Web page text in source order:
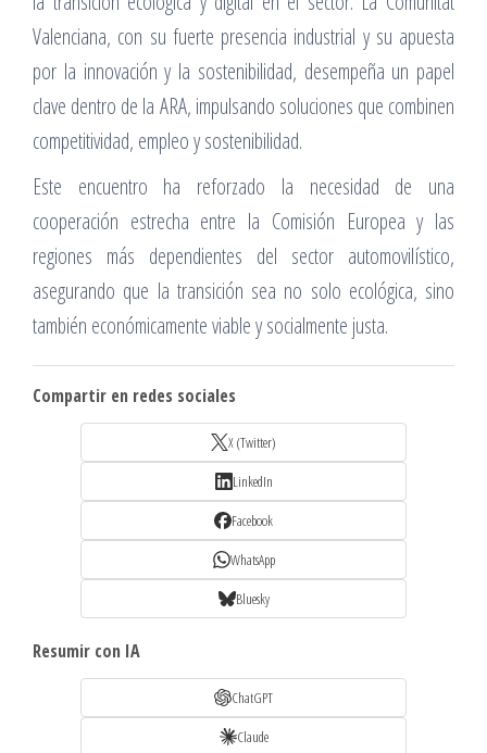
Valenciana, con su fuerte presencia industrial y su apuesta
por la innovación y la sostenibilidad, desempeña un papel
clave dentro de la ARA, impulsando soluciones que combinen
competitividad, empleo y sostenibilidad.
Este encuentro ha reforzado la necesidad de una
cooperación estrecha entre la Comisión Europea y las
regiones más dependientes del sector automovilístico,
asegurando que la transición sea no solo ecológica, sino
también económicamente viable y socialmente justa.
Compartir en redes sociales
X (Twitter)
LinkedIn
Facebook
WhatsApp
Bluesky
Resumir con IA
ChatGPT
Claude